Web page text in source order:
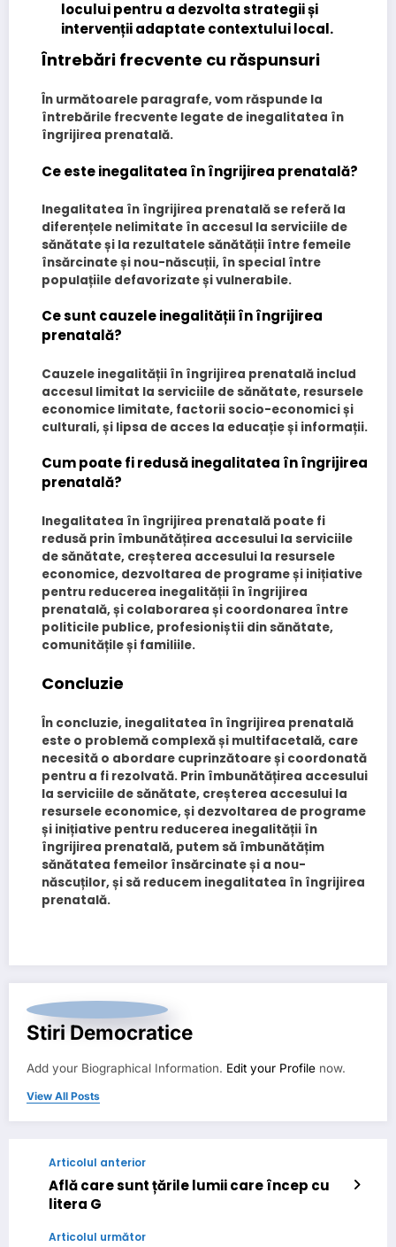
loculuipentru a dezvolta strategii și
intervenții adaptate contextului local.
Întrebări frecvente cu răspunsuri
În următoarele paragrafe, vom răspunde la
întrebările frecvente legate de inegalitatea în
îngrijirea prenatală.
Ce este inegalitatea în îngrijirea prenatală?
Inegalitatea în îngrijirea prenatală se referă la
diferențele nelimitate în accesul la serviciile de
sănătate și la rezultatele sănătății între femeile
însărcinate și nou-născuții, în special între
populațiile defavorizate și vulnerabile.
Ce sunt cauzele inegalității în îngrijirea
prenatală?
Cauzele inegalității în îngrijirea prenatală includ
accesul limitat la serviciile de sănătate, resursele
economice limitate, factorii socio-economici și
culturali, și lipsa de acces la educație și informații.
Cum poate fi redusă inegalitatea în îngrijirea
prenatală?
Inegalitatea în îngrijirea prenatală poate fi
redusă prin îmbunătățirea accesului la serviciile
de sănătate, creșterea accesului la resursele
economice, dezvoltarea de programe și inițiative
pentru reducerea inegalității în îngrijirea
prenatală, și colaborarea și coordonarea între
politicile publice, profesioniștii din sănătate,
comunitățile și familiile.
Concluzie
În concluzie, inegalitatea în îngrijirea prenatală
este o problemă complexă și multifacetală, care
necesită o abordare cuprinzătoare și coordonată
pentru a fi rezolvată. Prin îmbunătățirea accesului
la serviciile de sănătate, creșterea accesului la
resursele economice, și dezvoltarea de programe
și inițiative pentru reducerea inegalității în
îngrijirea prenatală, putem să îmbunătățim
sănătatea femeilor însărcinate și a nou-
născuților, și să reducem inegalitatea în îngrijirea
prenatală.
Stiri Democratice
Add your Biographical Information. Edit your Profile now.
View All Posts
Articolul anterior
Află care sunt țările lumii care încep cu
litera G
Articolul următor